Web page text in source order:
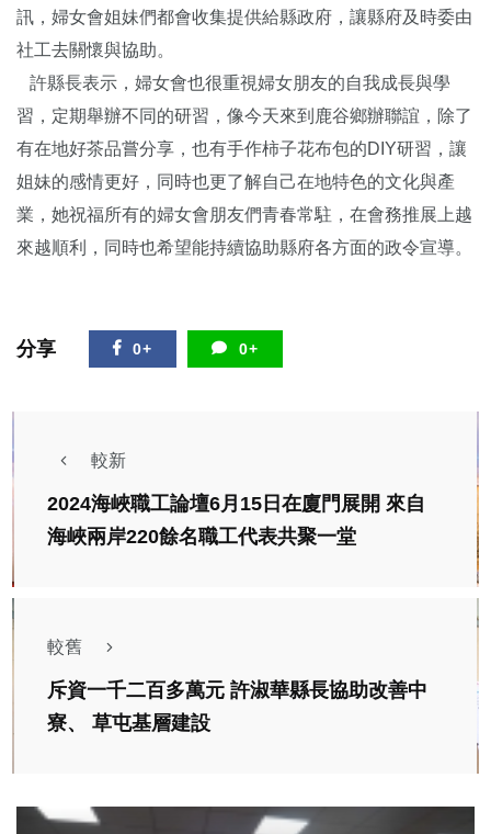
訊，婦女會姐妹們都會收集提供給縣政府，讓縣府及時委由
社工去關懷與協助。
許縣長表示，婦女會也很重視婦女朋友的自我成長與學
習，定期舉辦不同的研習，像今天來到鹿谷鄉辦聯誼，除了
有在地好茶品嘗分享，也有手作柿子花布包的DIY研習，讓
姐妹的感情更好，同時也更了解自己在地特色的文化與產
業，她祝福所有的婦女會朋友們青春常駐，在會務推展上越
來越順利，同時也希望能持續協助縣府各方面的政令宣導。
分享 0+ 0+
較新
2024海峽職工論壇6月15日在廈門展開 來自
海峽兩岸220餘名職工代表共聚一堂
較舊
斥資一千二百多萬元 許淑華縣長協助改善中
寮、 草屯基層建設